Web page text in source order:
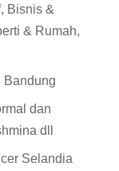
Bisnis &
& Rumah,
Bandung
dan
dll
Selandia